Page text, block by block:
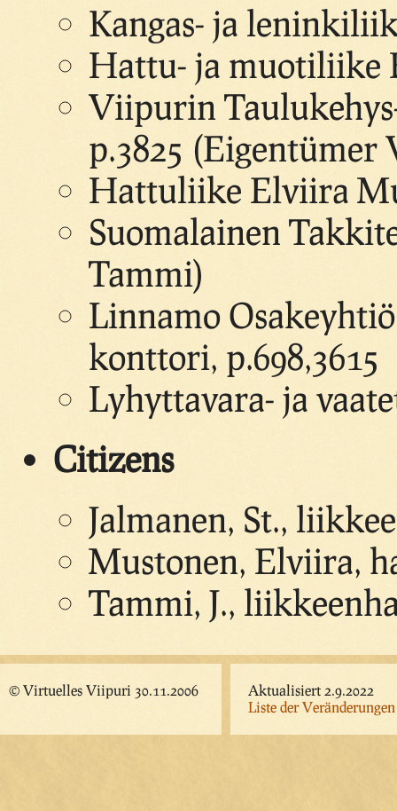
Kangas- ja
Hattu- ja muotiliike
Viipurin
p.3825 (Eigentümer
Hattuliike Elviira
Suomalainen
Tammi)
Linnamo
konttori, p.698,3615
Lyhyttavara- ja
Citizens
Jalmanen, St.,
Mustonen, Elviira,
Tammi, J.,
© Virtuelles Viipuri 30.11.2006
Aktualisiert 2.9.2022
Liste der Veränderungen